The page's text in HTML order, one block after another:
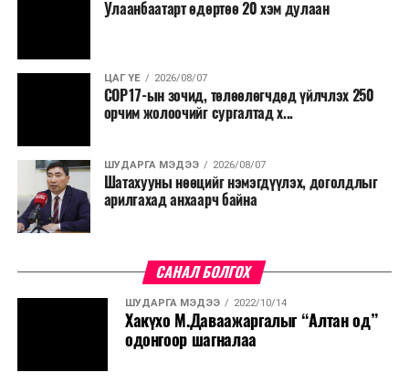
Улаанбаатарт өдөртөө 20 хэм дулаан
ЦАГ ҮЕ 2026/08/07
COP17-ын зочид, төлөөлөгчдөд үйлчлэх 250
орчим жолоочийг сургалтад х...
ШУДАРГА МЭДЭЭ 2026/08/07
Шатахууны нөөцийг нэмэгдүүлэх, доголдлыг
арилгахад анхаарч байна
САНАЛ БОЛГОХ
ШУДАРГА МЭДЭЭ 2022/10/14
Хакүхо М.Даваажаргалыг “Алтан од”
одонгоор шагналаа